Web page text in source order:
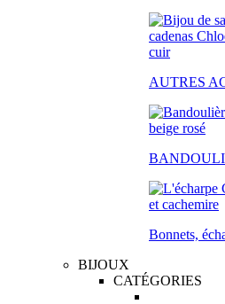
AUTRES
Bonnets,
BIJOUX
CATÉGORIES